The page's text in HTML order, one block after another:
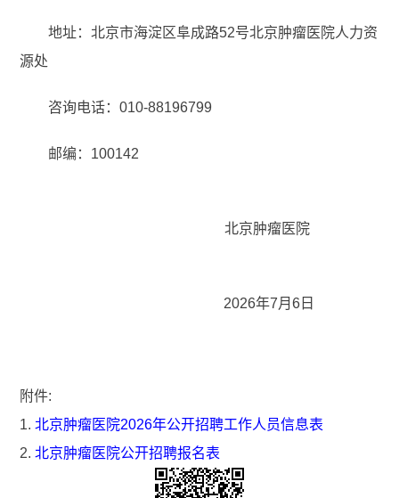
地址：北京市海淀区阜成路52号北京肿瘤医院人力资
源处
咨询电话：010-88196799
邮编：100142
北京肿瘤医院
2026年7月6日
附件:
1.北京肿瘤医院2026年公开招聘工作人员信息表
2.北京肿瘤医院公开招聘报名表